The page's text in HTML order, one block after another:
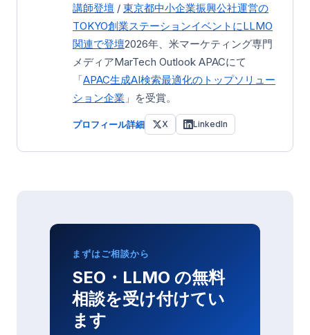
講師登壇 / 東京都中小企業振興公社運営の
TOKYO創業ステーションイベントにLLMO
関連で登壇2026年、米マーケティング専門
メディアMarTech Outlook APACにて
「APAC生成AI検索最適化のトップソリュー
ション企業 」を受賞。
プロフィール詳細 X LinkedIn
まずはご相談から
SEO・LLMO の無料
相談を受け付けてい
ます